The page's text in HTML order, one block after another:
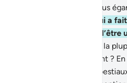
châtiment, qui est le plus
Ne vois-tu pas celui qui a
divinité ? Est-ce à toi d’être
Ou bien penses-tu que la
entendent ou raisonnent ?
comparables qu’à des